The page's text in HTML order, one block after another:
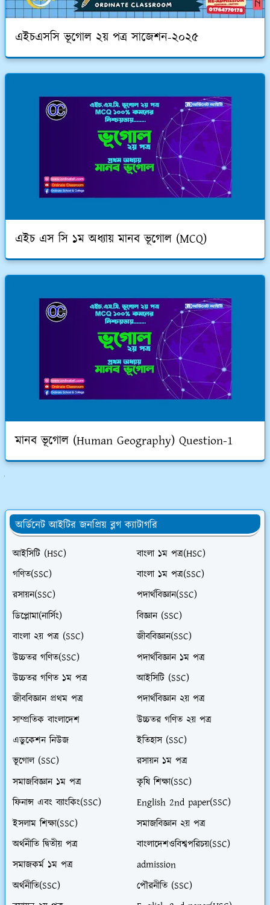
এইচএসসি ভূগোল ২য় পত্র সাজেশন-২০২৫
এইচ এস সি ১ম অধ্যায় মানব ভূগোল (MCQ)
মানব ভূগোল (Human Geography) Question-1
অর্ডিনেট আইটির জনপ্রিয় ব্লগ ক্যাটাগরি
আইসিটি (HSC)
বাংলা ১ম পত্র(HSC)
গণিত(SSC)
বাংলা ১ম পত্র(SSC)
রসায়ন(SSC)
পদার্থবিজ্ঞান(SSC)
ডিপ্লোমা(নার্সিং)
বিজ্ঞান (SSC)
বাংলা ২য় পত্র (SSC)
জীববিজ্ঞান(SSC)
উচ্চতর গণিত(SSC)
পদার্থবিজ্ঞান ১ম পত্র
উচ্চতর গণিত ১ম পত্র
আইসিটি (SSC)
জীববিজ্ঞান প্রথম পত্র
পদার্থবিজ্ঞান ২য় পত্র
সাম্প্রতিক বাংলাদেশ
উচ্চতর গণিত ২য় পত্র
এডুকেশন নিউজ
ইতিহাস (SSC)
ভূগোল (SSC)
রসায়ন ১ম পত্র
সমাজবিজ্ঞান ১ম পত্র
কৃষি শিক্ষা(SSC)
ফিনান্স এবং ব্যাংকিং(SSC)
English 2nd paper(SSC)
ইসলাম শিক্ষা(SSC)
সমাজবিজ্ঞান ২য় পত্র
অর্থনীতি দ্বিতীয় পত্র
বাংলাদেশওবিশ্বপরিচয়(SSC)
সমাজকর্ম ১ম পত্র
admission
অর্থনীতি(SSC)
পৌরনীতি (SSC)